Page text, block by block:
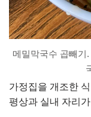
메밀막국수 곱빼기
가정집을 개조한
평상과 실내 자리